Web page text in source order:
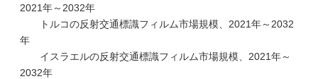
2021年～2032年
トルコの反射交通標識フィルム市場規模、2021年～2032
年
イスラエルの反射交通標識フィルム市場規模、2021年～
2032年